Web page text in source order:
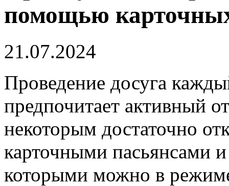
помощью
21.07.2024
Проведение досуга
предпочитает активный
некоторым достаточно
карточными пасьянсами
которыми можно в